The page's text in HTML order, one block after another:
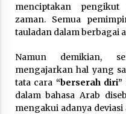
menciptakan pengikut
zaman. Semua
tauladan dalam berbagai
Namun demikian,
mengajarkan hal yang
tata cara “berserah diri”
dalam bahasa Arab
mengakui adanya